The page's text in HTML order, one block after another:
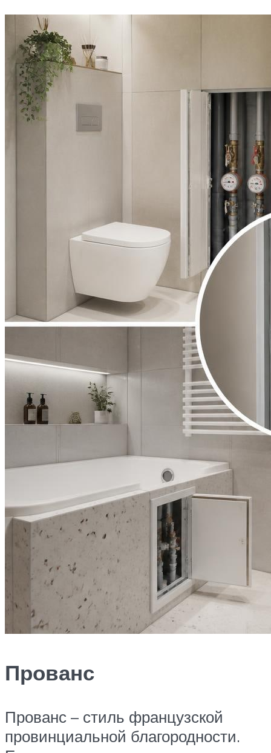
Прованс
Прованс – стиль французской
провинциальной благородности.